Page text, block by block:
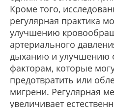
Кроме того,
регулярная практика
улучшению
артериального
дыханию и улучшению
факторам, которые
предотвратить или
мигрени. Регулярная
увеличивает